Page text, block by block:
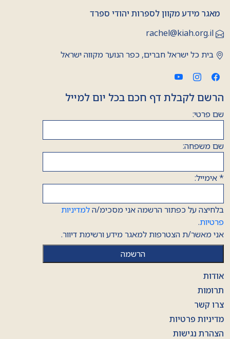
מאגר מידע מקוון לספרות יהודי ספרד
rachel@kiah.org.il
בית כל ישראל חברים, כפר הנוער מקווה ישראל
הרשם לקבלת דף חכם בכל יום למייל
שם פרטי:
שם משפחה:
*אימייל:
בלחיצה על כפתור הרשמה אני מסכימ/הלמדיניות
פרטיות.
אני מאשר/ת הצטרפות למאגר מידע ורשימת דיוור.
אודות
תרומות
צרו קשר
מדיניות פרטיות
הצהרת נגישות